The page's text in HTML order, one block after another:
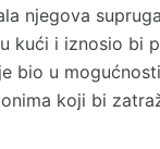
njegova
kući i iznosio bi
bio u
koji bi